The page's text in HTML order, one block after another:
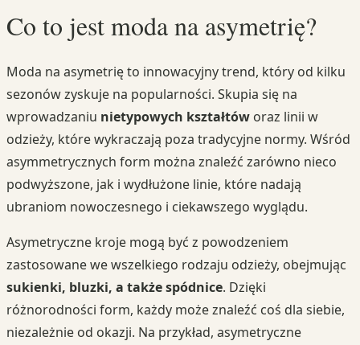
Co to jest moda na asymetrię?
Moda na asymetrię to innowacyjny trend, który od kilku
sezonów zyskuje na popularności. Skupia się na
wprowadzaniu nietypowych kształtów oraz linii w
odzieży, które wykraczają poza tradycyjne normy. Wśród
asymmetrycznych form można znaleźć zarówno nieco
podwyższone, jak i wydłużone linie, które nadają
ubraniom nowoczesnego i ciekawszego wyglądu.
Asymetryczne kroje mogą być z powodzeniem
zastosowane we wszelkiego rodzaju odzieży, obejmując
sukienki, bluzki, a także spódnice. Dzięki
różnorodności form, każdy może znaleźć coś dla siebie,
niezależnie od okazji. Na przykład, asymetryczne